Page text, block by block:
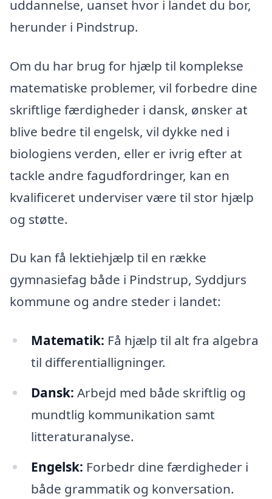
uddannelse, uanset hvor i landet du bor,
herunder i Pindstrup.
Om du har brug for hjælp til komplekse
matematiske problemer, vil forbedre dine
skriftlige færdigheder i dansk, ønsker at
blive bedre til engelsk, vil dykke ned i
biologiens verden, eller er ivrig efter at
tackle andre fagudfordringer, kan en
kvalificeret underviser være til stor hjælp
og støtte.
Du kan få lektiehjælp til en række
gymnasiefag både i Pindstrup, Syddjurs
kommune og andre steder i landet:
Matematik: Få hjælp til alt fra algebra
til differentialligninger.
Dansk: Arbejd med både skriftlig og
mundtlig kommunikation samt
litteraturanalyse.
Engelsk: Forbedr dine færdigheder i
både grammatik og konversation.